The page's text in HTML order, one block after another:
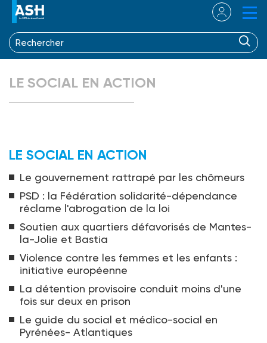
LE SOCIAL EN ACTION
LE SOCIAL EN ACTION
Le gouvernement rattrapé par les chômeurs
PSD : la Fédération solidarité-dépendance
réclame l'abrogation de la loi
Soutien aux quartiers défavorisés de Mantes-
la-Jolie et Bastia
Violence contre les femmes et les enfants :
initiative européenne
La détention provisoire conduit moins d'une
fois sur deux en prison
Le guide du social et médico-social en
Pyrénées- Atlantiques